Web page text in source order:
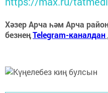
Хәзер Арча һәм Арча
безнеңTelegram-каналдан